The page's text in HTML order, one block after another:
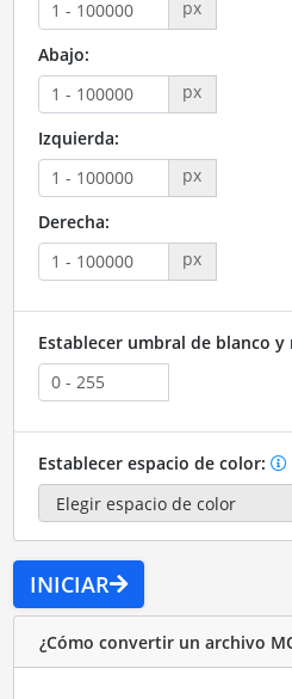
px
Abajo:
px
Izquierda:
px
Derecha:
px
Establecer umbral de blanco y
Establecer espacio de color:
INICIAR
¿Cómo convertir un archivo